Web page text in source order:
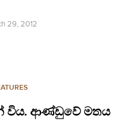
29, 2012
විය. ආණ්ඩුවේ මතය